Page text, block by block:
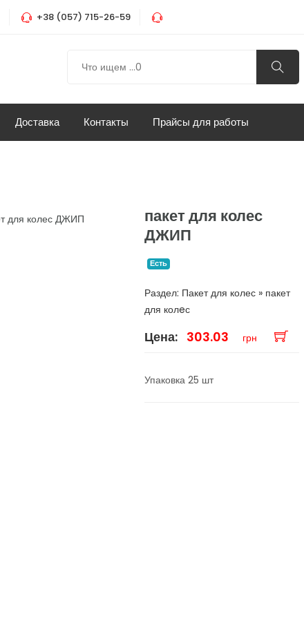
+38 (057) 715-26-59
Доставка Контакты Прайсы для работы
пакет для колес
ДЖИП
Есть
Раздел: Пакет для колес » пакет
для колeс
Цена: 303.03 грн
Упаковка 25 шт